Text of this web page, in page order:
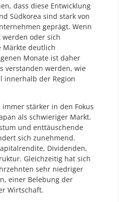
dass diese Entwicklung
Südkorea sind stark von
geprägt. Wenn
oder sich
Märkte deutlich
Monate ist daher
verstanden werden, wie
innerhalb der Region
stärker in den Fokus
als schwieriger Markt.
und enttäuschende
sich zunehmend.
Dividenden,
Gleichzeitig hat sich
sehr niedriger
einer Belebung der
Wirtschaft.